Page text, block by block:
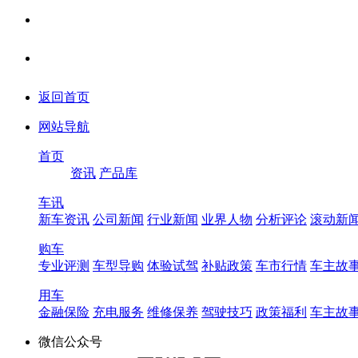
返回首页
网站导航
首页
资讯 产品库
车讯
新车资讯 公司新闻 行业新闻 业界人物 分析评论 滚动新
购车
专业评测 车型导购 体验试驾 补贴政策 车市行情 车主故
用车
金融保险 充电服务 维修保养 驾驶技巧 政策福利 车主故
微信公众号